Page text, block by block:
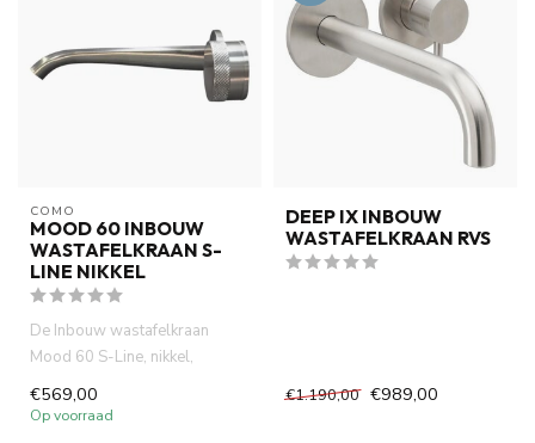
COMO
MOOD 60 INBOUW
WASTAFELKRAAN S-
LINE NIKKEL
De Inbouw wastafelkraan
Mood 60 S-Line, nikkel,
messing...
€569,00
Op voorraad
DEEP IX INBOUW
WASTAFELKRAAN RVS
€1.190,00 €989,00